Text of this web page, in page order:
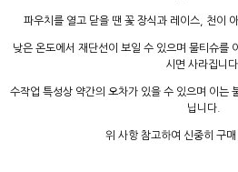
파우치를 열고 닫을 땐 꽃 장식과 레이스, 천이
낮은 온도에서 재단선이 보일 수 있으며 물티슈를
시면 사라집니다.
수작업 특성상 약간의 오차가 있을 수 있으며 이는
닙니다.
위 사항 참고하여 신중히 구매